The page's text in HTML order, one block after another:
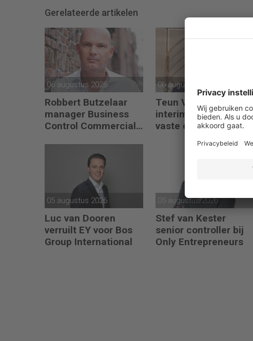
Gerelateerde artikelen
06 augustus 2026
Robbert Butzelaar
manager Business
Control Commercial
06 augustus 2026
Teun Valckx verruilt
interimwerk voor
vaste controllerrol bij
05 augustus 2026
Luc van Dooren
verruilt EY voor Bos
Group International
05 augustus 2026
Stef van Kester
senior controller bij
Only Entrepreneurs